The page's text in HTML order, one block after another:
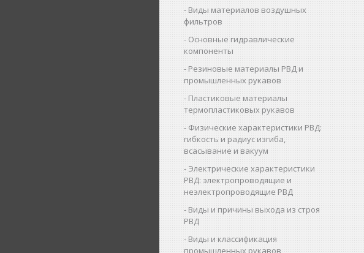
Виды материалов воздушных
фильтров
Основные гидравлические
компоненты
Резиновые материалы РВД и
промышленных рукавов
Пластиковые материалы
термопластиковых рукавов
Физические характеристики РВД:
гибкость и радиус изгиба,
всасывание и вакуум
Электрические характеристики
РВД: электропроводящие и
неэлектропроводящие РВД
Виды и причины выхода из строя
РВД
Виды и классификация
промышленных рукавов